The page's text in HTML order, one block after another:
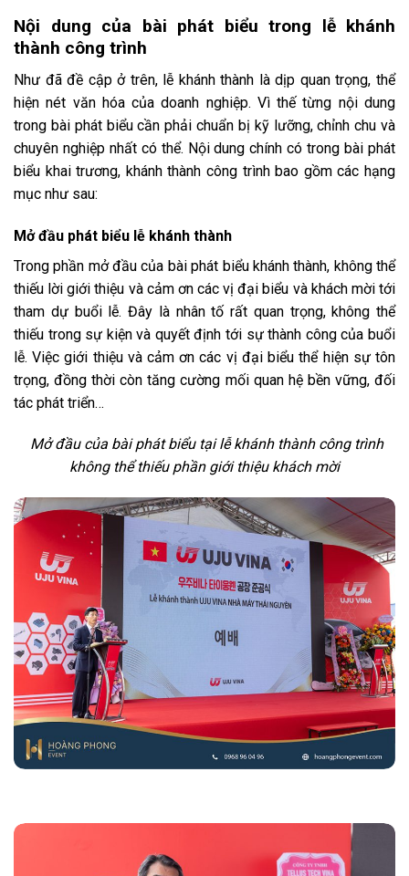
Nội dung của bài phát biểu trong lễ khánh
thành công trình
Như đã đề cập ở trên, lễ khánh thành là dịp quan trọng, thể
hiện nét văn hóa của doanh nghiệp. Vì thế từng nội dung
trong bài phát biểu cần phải chuẩn bị kỹ lưỡng, chỉnh chu và
chuyên nghiệp nhất có thể. Nội dung chính có trong bài phát
biểu khai trương, khánh thành công trình bao gồm các hạng
mục như sau:
Mở đầu phát biểu lễ khánh thành
Trong phần mở đầu của bài phát biểu khánh thành, không thể
thiếu lời giới thiệu và cảm ơn các vị đại biểu và khách mời tới
tham dự buổi lễ. Đây là nhân tố rất quan trọng, không thể
thiếu trong sự kiện và quyết định tới sự thành công của buổi
lễ. Việc giới thiệu và cảm ơn các vị đại biểu thể hiện sự tôn
trọng, đồng thời còn tăng cường mối quan hệ bền vững, đối
tác phát triển…
Mở đầu của bài phát biểu tại lễ khánh thành công trình
không thể thiếu phần giới thiệu khách mời